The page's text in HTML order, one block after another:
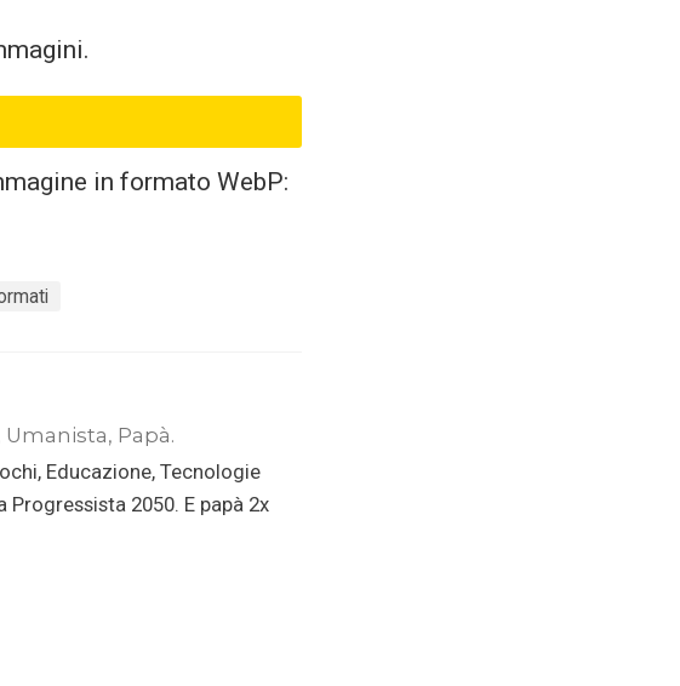
in formato WebP:
Papà.
Educazione, Tecnologie
2050. E papà 2x